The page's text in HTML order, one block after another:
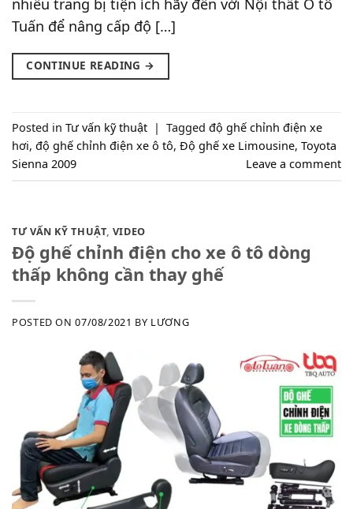
nhiều trang bị tiện ích hãy đến với Nội thất Ô tô
Tuấn để nâng cấp độ […]
CONTINUE READING →
Posted in Tư vấn kỹ thuật | Tagged độ ghế chỉnh điện xe
hơi, độ ghế chỉnh điện xe ô tô, Độ ghế xe Limousine, Toyota
Sienna 2009
Leave a comment
TƯ VẤN KỸ THUẬT, VIDEO
Độ ghế chỉnh điện cho xe ô tô dòng
thấp không cần thay ghế
POSTED ON07/08/2021 BY LƯƠNG